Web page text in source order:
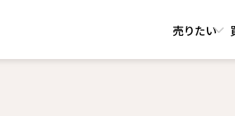
売りたい